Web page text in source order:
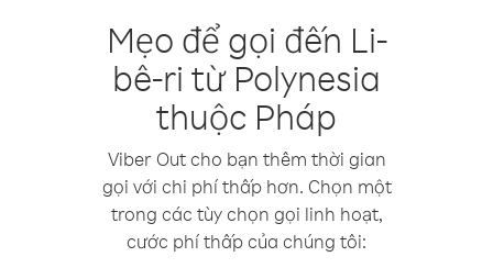
Mẹo để gọi đến Li-
bê-ri từ Polynesia
thuộc Pháp
Viber Out cho bạn thêm thời gian
gọi với chi phí thấp hơn. Chọn một
trong các tùy chọn gọi linh hoạt,
cước phí thấp của chúng tôi: